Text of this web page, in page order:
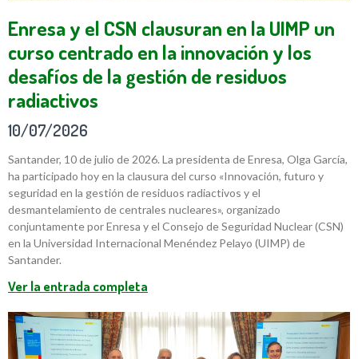
Enresa y el CSN clausuran en la UIMP un
curso centrado en la innovación y los
desafíos de la gestión de residuos
radiactivos
10/07/2026
Santander, 10 de julio de 2026. La presidenta de Enresa, Olga García,
ha participado hoy en la clausura del curso «Innovación, futuro y
seguridad en la gestión de residuos radiactivos y el
desmantelamiento de centrales nucleares», organizado
conjuntamente por Enresa y el Consejo de Seguridad Nuclear (CSN)
en la Universidad Internacional Menéndez Pelayo (UIMP) de
Santander.
Ver la entrada completa